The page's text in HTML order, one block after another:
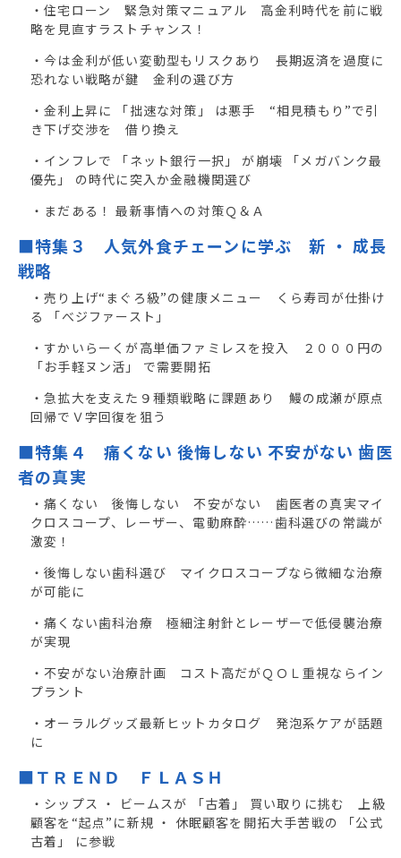
・住宅ローン 緊急対策マニュアル 高金利時代を前に戦
略を見直すラストチャンス！
・今は金利が低い変動型もリスクあり 長期返済を過度に
恐れない戦略が鍵 金利の選び方
・金利上昇に 「拙速な対策」 は悪手 “相見積もり”で引
き下げ交渉を 借り換え
・インフレで 「ネット銀行一択」 が崩壊 「メガバンク最
優先」 の時代に突入か金融機関選び
・まだある！ 最新事情への対策Ｑ＆Ａ
■特集３ 人気外食チェーンに学ぶ 新 ・ 成長
戦略
・売り上げ“まぐろ級”の健康メニュー くら寿司が仕掛け
る 「べジファースト」
・すかいらーくが高単価ファミレスを投入 ２０００円の
「お手軽ヌン活」 で需要開拓
・急拡大を支えた９種類戦略に課題あり 鰻の成瀬が原点
回帰でＶ字回復を狙う
■特集４ 痛くない 後悔しない 不安がない 歯医
者の真実
・痛くない 後悔しない 不安がない 歯医者の真実マイ
クロスコープ、レーザー、電動麻酔……歯科選びの常識が
激変！
・後悔しない歯科選び マイクロスコープなら微細な治療
が可能に
・痛くない歯科治療 極細注射針とレーザーで低侵襲治療
が実現
・不安がない治療計画 コスト高だがＱＯＬ重視ならイン
プラント
・オーラルグッズ最新ヒットカタログ 発泡系ケアが話題
に
■ＴＲＥＮＤ ＦＬＡＳＨ
・シップス ・ ビームスが 「古着」 買い取りに挑む 上級
顧客を“起点”に新規 ・ 休眠顧客を開拓大手苦戦の 「公式
古着」 に参戦